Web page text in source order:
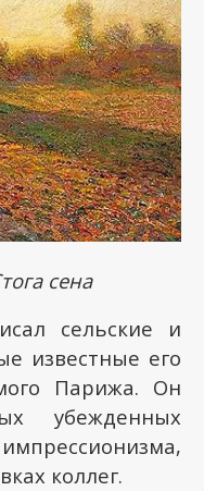
сена
сельские и
известные его
Парижа. Он
убежденных
коллег.